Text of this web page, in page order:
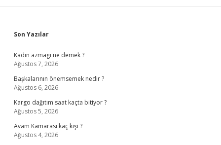
Sidebar
Son Yazılar
Kadın azmagı ne demek ?
Ağustos 7, 2026
Başkalarının önemsemek nedir ?
Ağustos 6, 2026
Kargo dağıtım saat kaçta bitiyor ?
Ağustos 5, 2026
Avam Kamarası kaç kişi ?
Ağustos 4, 2026